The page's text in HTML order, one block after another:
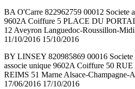
BA O'Carre 822962759 00012 Societe
9602A Coiffure 5 PLACE DU
12 Aveyron Languedoc-Roussillon-
11/10/2016 15/10/2016
BY LINSEY 820985869 00016 Societe
associe unique 9602A Coiffure 50
REIMS 51 Marne Alsace-Champagne-
17/06/2016 17/10/2016